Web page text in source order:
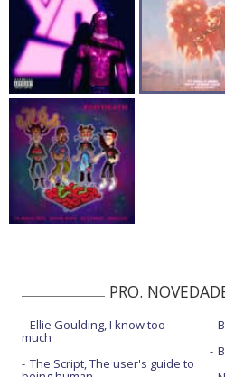
PRO.
Ellie Goulding, I know too
much
The Script, The user's guide to